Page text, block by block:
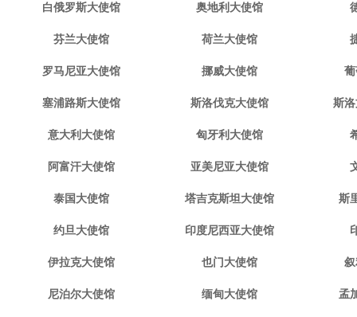
白俄罗斯大使馆 奥地利大使馆
芬兰大使馆 荷兰大使馆
罗马尼亚大使馆 挪威大使馆
塞浦路斯大使馆 斯洛伐克大使馆 斯
意大利大使馆 匈牙利大使馆
阿富汗大使馆 亚美尼亚大使馆
泰国大使馆 塔吉克斯坦大使馆 斯
约旦大使馆 印度尼西亚大使馆
伊拉克大使馆 也门大使馆
尼泊尔大使馆 缅甸大使馆 孟